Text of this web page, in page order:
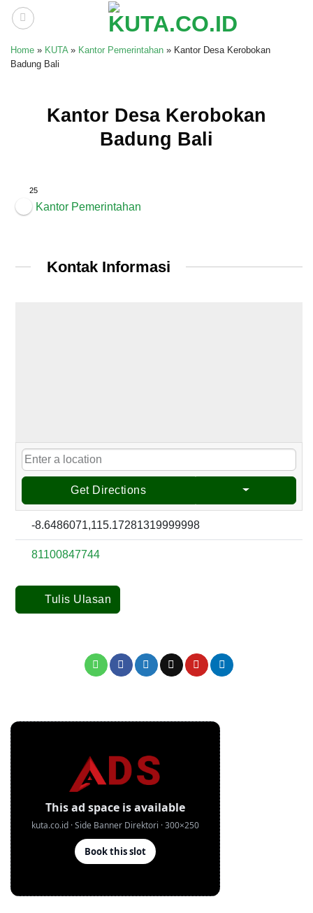
Skip
Home » KUTA» Kantor Pemerintahan » Kantor Desa Kerobokan
Badung Bali
Kantor Desa Kerobokan
Badung Bali
25
Kantor Pemerintahan
Kontak Informasi
Get Directions
-8.6486071,115.17281319999998
81100847744
Tulis Ulasan